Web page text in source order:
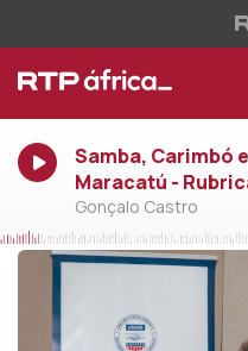
Samba, Carimbó e
Maracatú -
Gonçalo Castro